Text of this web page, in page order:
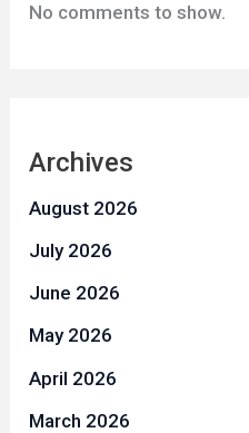
No comments to show.
Archives
August 2026
July 2026
June 2026
May 2026
April 2026
March 2026